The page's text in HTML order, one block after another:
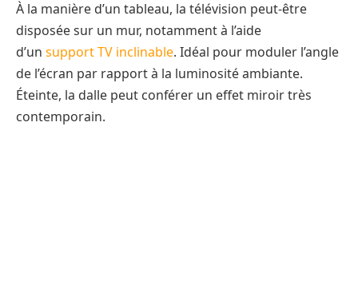
À la manière d’un tableau, la télévision peut-être
disposée sur un mur, notamment à l’aide
d’un support TV inclinable. Idéal pour moduler l’angle
de l’écran par rapport à la luminosité ambiante.
Éteinte, la dalle peut conférer un effet miroir très
contemporain.